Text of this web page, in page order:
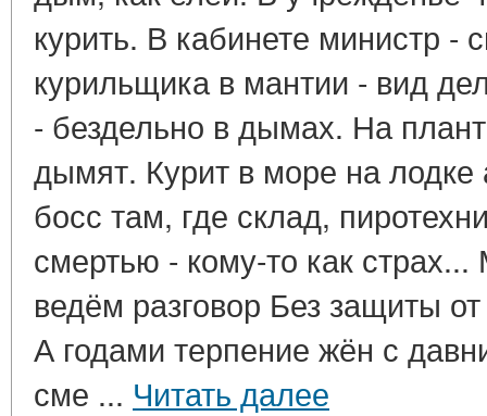
курить. В кабинете министр -
курильщика в мантии - вид
- бездельно в дымах. На
дымят. Курит в море на лодке
босс там, где склад,
смертью - кому-то как
ведём разговор Без защиты
А годами терпение жён с
сме ... Читать далее